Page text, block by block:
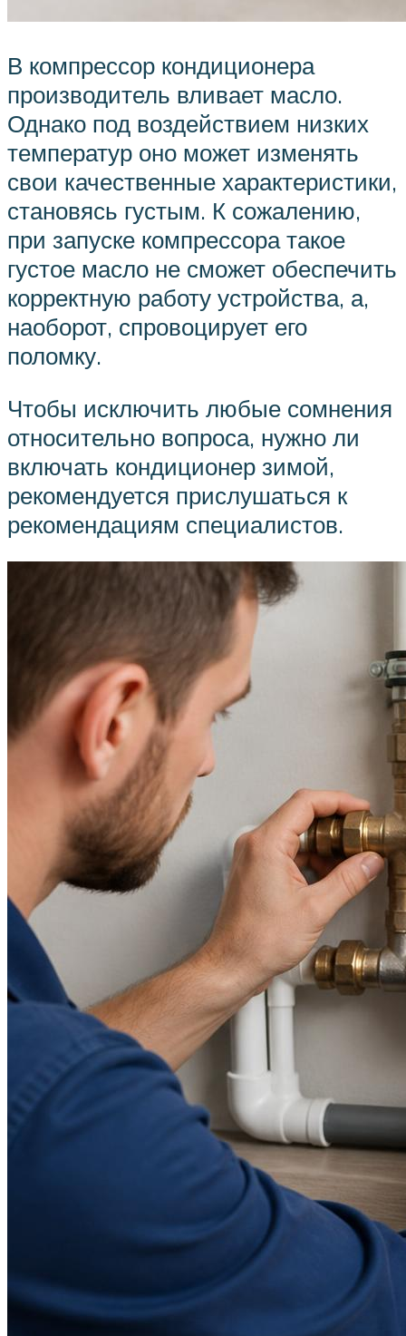
В компрессор кондиционера
производитель вливает масло.
Однако под воздействием низких
температур оно может изменять
свои качественные характеристики,
становясь густым. К сожалению,
при запуске компрессора такое
густое масло не сможет обеспечить
корректную работу устройства, а,
наоборот, спровоцирует его
поломку.
Чтобы исключить любые сомнения
относительно вопроса, нужно ли
включать кондиционер зимой,
рекомендуется прислушаться к
рекомендациям специалистов.